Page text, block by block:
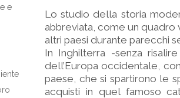
e
Lo studio della storia
abbreviata, come un quadro
altri paesi durante parecchi
In Inghilterra -senza
dell’Europa occidentale,
paese, che si spartirono le
acquisti in quel famoso